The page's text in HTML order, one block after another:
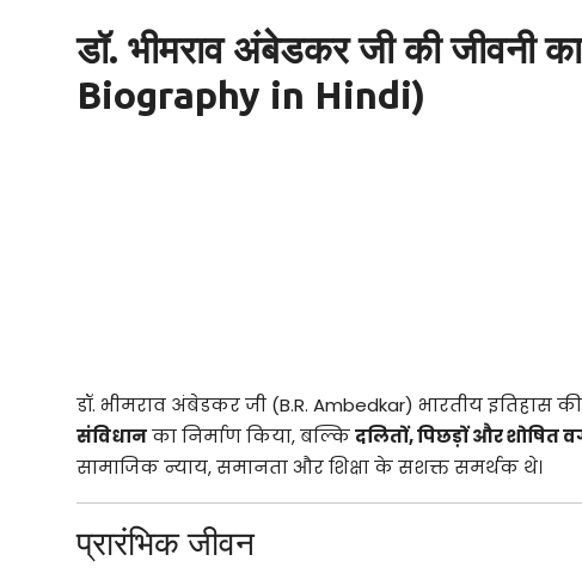
डॉ. भीमराव अंबेडकर जी की जीवनी
Biography in Hindi)
डॉ. भीमराव अंबेडकर जी (B.R. Ambedkar) भारतीय
संविधानका निर्माण किया, बल्किदलितों, पिछड़ों और शोषित
सामाजिक न्याय, समानता और शिक्षा के सशक्त समर्थक थे।
प्रारंभिक जीवन